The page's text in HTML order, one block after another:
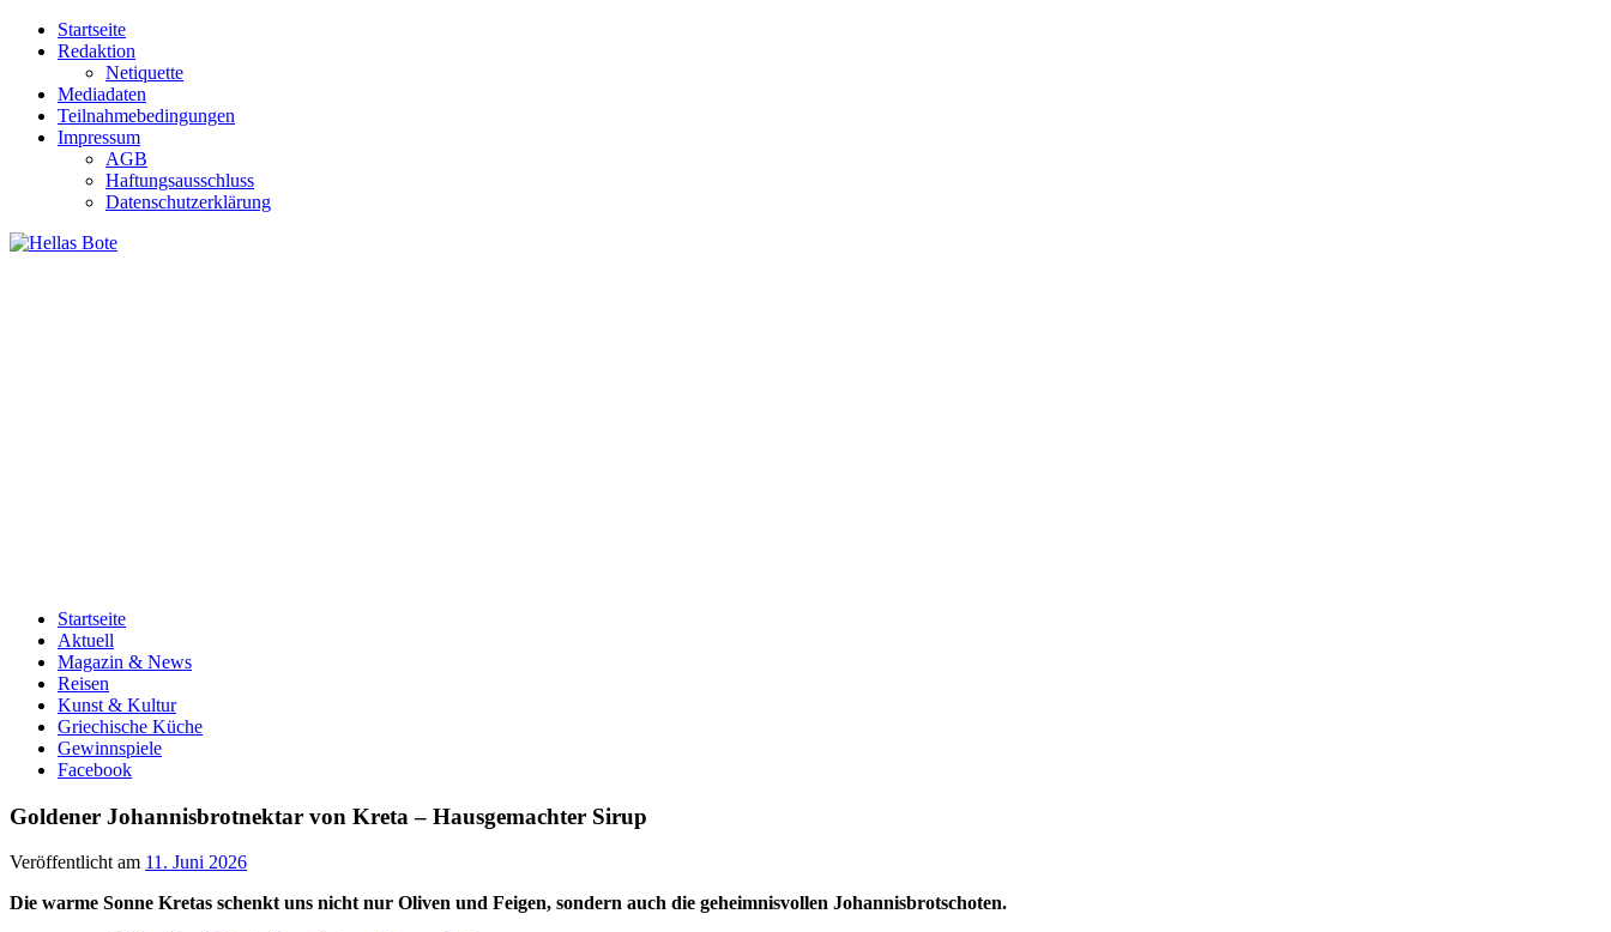
Zum
Inhalt
Startseite
Redaktion
Netiquette
Mediadaten
Teilnahmebedingungen
Impressum
AGB
Haftungsausschluss
Datenschutzerklärung
Startseite
Aktuell
Magazin & News
Reisen
Kunst & Kultur
Griechische Küche
Gewinnspiele
Facebook
Goldener Johannisbrotnektar von Kreta – Hausgemachter Sirup
Veröffentlicht am 11. Juni 2026
Die warme Sonne Kretas schenkt uns nicht nur Oliven und Feigen, sondern auch die geheimnisvollen Johannisbrotschoten.